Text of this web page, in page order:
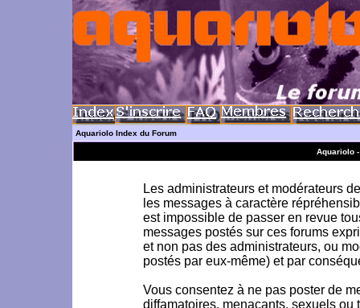
Aquariolo Index du Forum
Aquariolo
Les administrateurs et modérateurs
les messages à caractère
est impossible de passer en revue
messages postés sur ces forums
et non pas des administrateurs, ou
postés par eux-même) et par
Vous consentez à ne pas poster de
diffamatoires, menaçants, sexuels